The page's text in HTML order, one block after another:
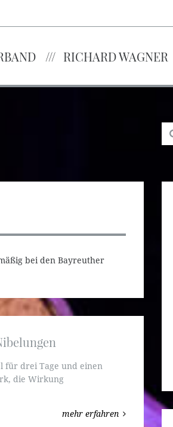
RICHARD WAGNER
bei den Bayreuther
für drei Tage und einen
die Wirkung
mehr erfahren